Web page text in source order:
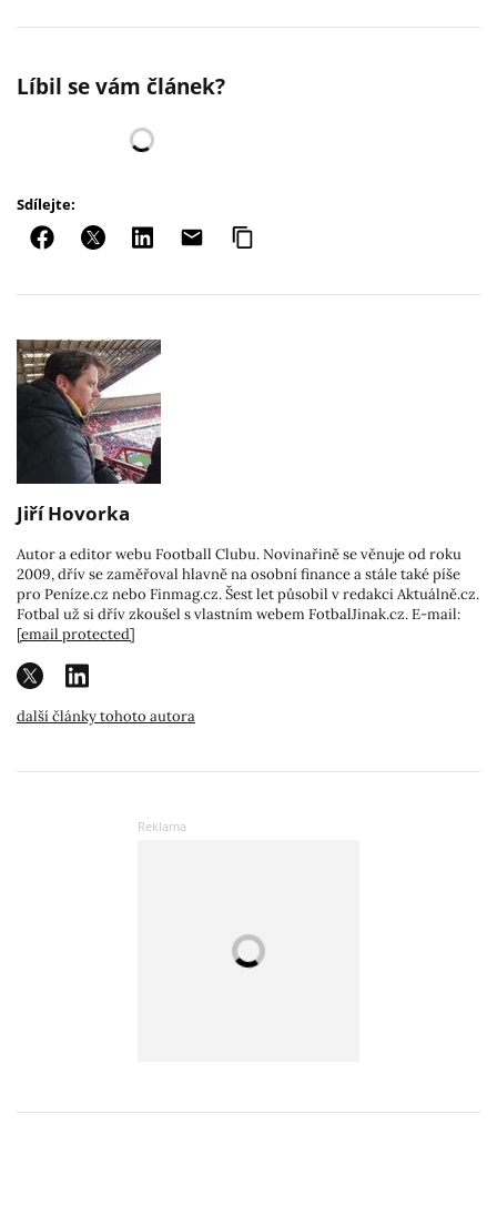
Líbil se vám článek?
Sdílejte:
Jiří Hovorka
Autor a editor webu Football Clubu. Novinařině se věnuje od roku
2009, dřív se zaměřoval hlavně na osobní finance a stále také píše
pro Peníze.cz nebo Finmag.cz. Šest let působil v redakci Aktuálně.cz.
Fotbal už si dřív zkoušel s vlastním webem FotbalJinak.cz. E-mail:
[email protected]
další články tohoto autora